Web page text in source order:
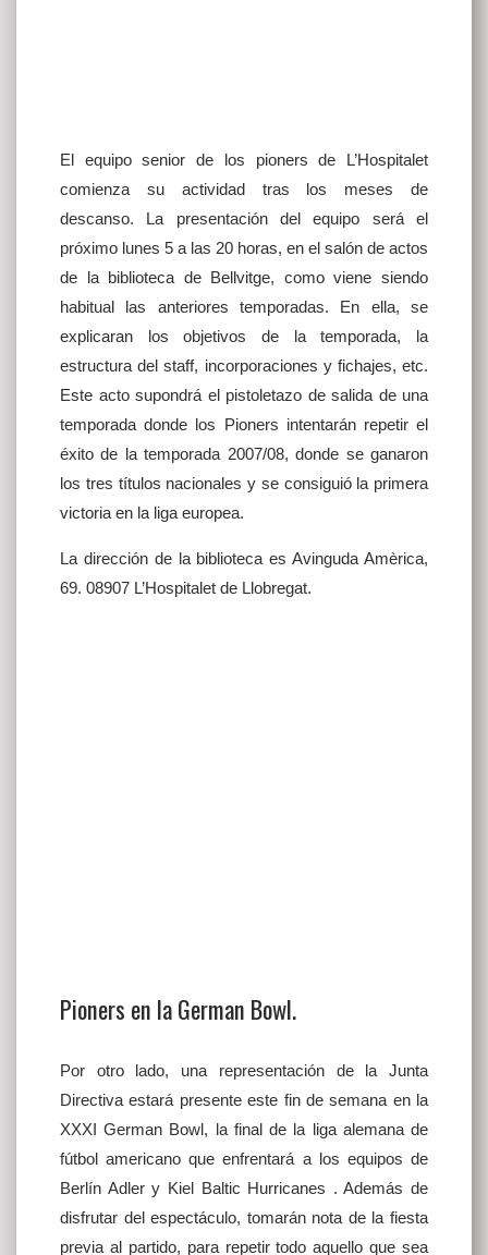
El equipo senior de los pioners de L’Hospitalet
comienza su actividad tras los meses de
descanso. La presentación del equipo será el
próximo lunes 5 a las 20 horas, en el salón de actos
de la biblioteca de Bellvitge, como viene siendo
habitual las anteriores temporadas. En ella, se
explicaran los objetivos de la temporada, la
estructura del staff, incorporaciones y fichajes, etc.
Este acto supondrá el pistoletazo de salida de una
temporada donde los Pioners intentarán repetir el
éxito de la temporada 2007/08, donde se ganaron
los tres títulos nacionales y se consiguió la primera
victoria en la liga europea.
La dirección de la biblioteca es Avinguda Amèrica,
69. 08907 L’Hospitalet de Llobregat.
Pioners en la German Bowl.
Por otro lado, una representación de la Junta
Directiva estará presente este fin de semana en la
XXXI German Bowl, la final de la liga alemana de
fútbol americano que enfrentará a los equipos de
Berlín Adler y Kiel Baltic Hurricanes . Además de
disfrutar del espectáculo, tomarán nota de la fiesta
previa al partido, para repetir todo aquello que sea